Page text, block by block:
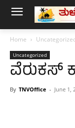
Home
Uncategorized
ವೆರುಕಸ್
By TNVOffice - June 1,